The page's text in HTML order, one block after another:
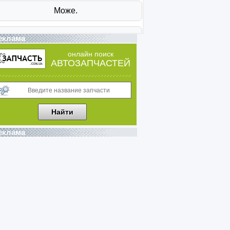
онлайн поиск
АВТОЗАПЧАСТЕЙ